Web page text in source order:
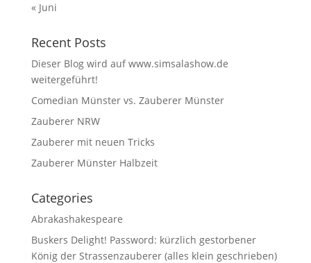
« Juni
Recent Posts
Dieser Blog wird auf www.simsalashow.de
weitergeführt!
Comedian Münster vs. Zauberer Münster
Zauberer NRW
Zauberer mit neuen Tricks
Zauberer Münster Halbzeit
Categories
Abrakashakespeare
Buskers Delight! Password: kürzlich gestorbener
König der Strassenzauberer (alles klein geschrieben)